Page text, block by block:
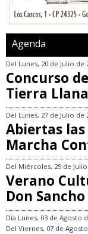
Agenda
Del Lunes, 20 de Julio de
Concurso
Tierra
Del Lunes, 27 de Julio de
Abiertas
Marcha
Del Miércoles, 29 de
Verano
Don Sancho
Día Lunes, 03 de Agosto
Del Viernes, 07 de